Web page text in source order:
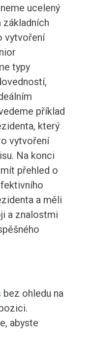
ucelený
základních
vytvoření
typy
příklad
který
vytvoření
Na konci
přehled o
a měli
a znalostmi
bez ohledu na
abyste